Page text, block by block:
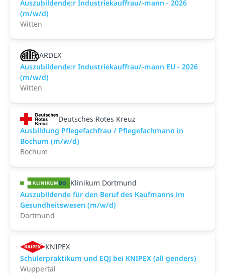
Auszubildende:r Industriekauffrau/-mann - 2026
(m/w/d)
Witten
ARDEX
Auszubildende:r Industriekauffrau/-mann EU - 2026
(m/w/d)
Witten
Deutsches Rotes Kreuz
Ausbildung Pflegefachfrau / Pflegefachmann in
Bochum (m/w/d)
Bochum
Klinikum Dortmund
Auszubildende für den Beruf des Kaufmanns im
Gesundheitswesen (m/w/d)
Dortmund
KNIPEX
Schülerpraktikum und EQJ bei KNIPEX (all genders)
Wuppertal